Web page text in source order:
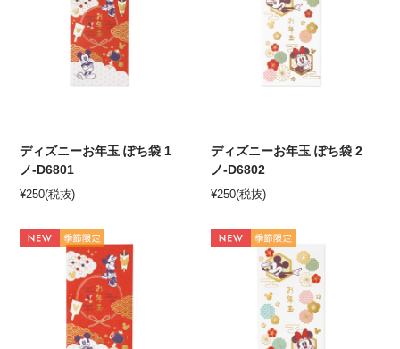
ディズニーお年玉 ぽち袋 1
ノ-D6801
¥250(税抜)
ディズニーお年玉 ぽち袋 2
ノ-D6802
¥250(税抜)